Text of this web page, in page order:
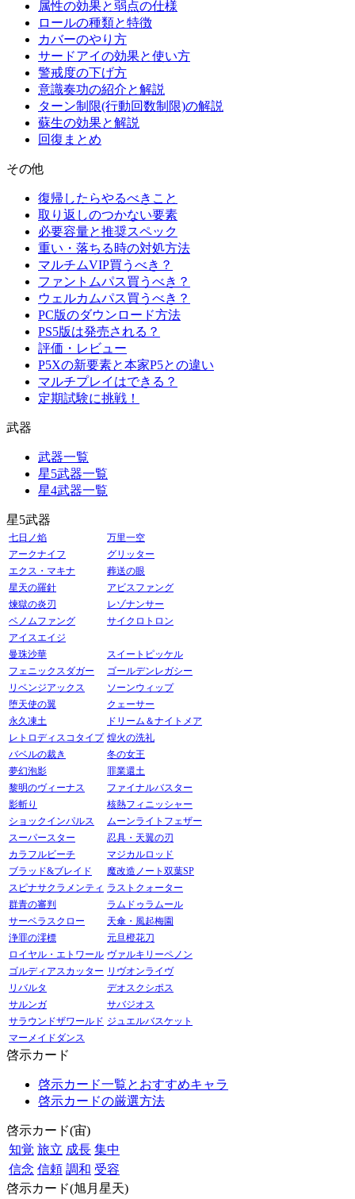
属性の効果と弱点の仕様
ロールの種類と特徴
カバーのやり方
サードアイの効果と使い方
警戒度の下げ方
意識奏功の紹介と解説
ターン制限(行動回数制限)の解説
蘇生の効果と解説
回復まとめ
その他
復帰したらやるべきこと
取り返しのつかない要素
必要容量と推奨スペック
重い・落ちる時の対処方法
マルチムVIP買うべき？
ファントムパス買うべき？
ウェルカムパス買うべき？
PC版のダウンロード方法
PS5版は発売される？
評価・レビュー
P5Xの新要素と本家P5との違い
マルチプレイはできる？
定期試験に挑戦！
武器
武器一覧
星5武器一覧
星4武器一覧
星5武器
七日ノ焰
万里一空
アークナイフ
グリッター
エクス・マキナ
葬送の眼
星天の羅針
アビスファング
煉獄の炎刃
レゾナンサー
ベノムファング
サイクロトロン
アイスエイジ
曼珠沙華
スイートピッケル
フェニックスダガー
ゴールデンレガシー
リベンジアックス
ソーンウィップ
堕天使の翼
クェーサー
永久凍土
ドリーム＆ナイトメア
レトロディスコタイプ 煌火の洗礼
バベルの裁き
冬の女王
夢幻泡影
罪業還土
黎明のヴィーナス
ファイナルバスター
影斬り
核熱フィニッシャー
ショックインパルス
ムーンライトフェザー
スーパースター
忍具・天翼の刃
カラフルビーチ
マジカルロッド
ブラッド&ブレイド
魔改造ノート双葉SP
スピナサクラメンティ ラストクォーター
群青の審判
ラムドゥラムール
サーベラスクロー
天傘・風起梅園
浄罪の澪標
元旦橙花刀
ロイヤル・エトワール ヴァルキリーペノン
ゴルディアスカッター リヴオンライヴ
リバルタ
デオスクシポス
サルンガ
サバジオス
サラウンドザワールド ジュエルバスケット
マーメイドダンス
啓示カード
啓示カード一覧とおすすめキャラ
啓示カードの厳選方法
啓示カード(宙)
知覚 旅立 成長 集中
信念 信頼 調和 受容
啓示カード(旭月星天)